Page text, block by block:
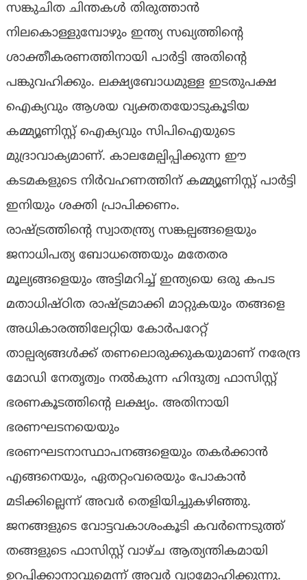
സങ്കുചിത ചിന്തകൾ തിരുത്താൻ
നിലകൊള്ളുമ്പോഴും ഇന്ത്യ സഖ്യത്തിന്റെ
ശാക്തീകരണത്തിനായി പാർട്ടി അതിന്റെ
പങ്കുവഹിക്കും. ലക്ഷ്യബോധമുള്ള ഇടതുപക്ഷ
ഐക്യവും ആശയ വ്യക്തതയോടുകൂടിയ
കമ്മ്യൂണിസ്റ്റ് ഐക്യവും സിപിഐയുടെ
മുദ്രാവാക്യമാണ്. കാലമേല്പിപ്പിക്കുന്ന ഈ
കടമകളുടെ നിര്‍വഹണത്തിന് കമ്മ്യൂണിസ്റ്റ് പാർട്ടി
ഇനിയും ശക്തി പ്രാപിക്കണം.
രാഷ്ട്രത്തിന്റെ സ്വാതന്ത്ര്യ സങ്കല്പങ്ങളെയും
ജനാധിപത്യ ബോധത്തെയും മതേതര
മൂല്യങ്ങളെയും അട്ടിമറിച്ച് ഇന്ത്യയെ ഒരു കപട
മതാധിഷ്ഠിത രാഷ്ട്രമാക്കി മാറ്റുകയും തങ്ങളെ
അധികാരത്തിലേറ്റിയ കോർപറേറ്റ്
താല്പര്യങ്ങൾക്ക് തണലൊരുക്കുകയുമാണ് നരേന്ദ്ര
മോഡി നേതൃത്വം നൽകുന്ന ഹിന്ദുത്വ ഫാസിസ്റ്റ്
ഭരണകൂടത്തിന്റെ ലക്ഷ്യം. അതിനായി
ഭരണഘടനയെയും
ഭരണഘടനാസ്ഥാപനങ്ങളെയും തകർക്കാൻ
എങ്ങനെയും, ഏതറ്റംവരെയും പോകാൻ
മടിക്കില്ലെന്ന് അവർ തെളിയിച്ചുകഴിഞ്ഞു.
ജനങ്ങളുടെ വോട്ടവകാശംകൂടി കവർന്നെടുത്ത്
തങ്ങളുടെ ഫാസിസ്റ്റ് വാഴ്ച ആത്യന്തികമായി
ഉറപ്പിക്കാനാവുമെന്ന് അവർ വ്യാമോഹിക്കുന്നു.